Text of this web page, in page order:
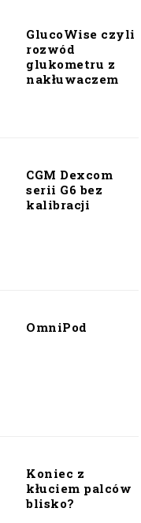
GlucoWise czyli
rozwód
glukometru z
nakłuwaczem
CGM Dexcom
serii G6 bez
kalibracji
OmniPod
Koniec z
kłuciem palców
blisko?